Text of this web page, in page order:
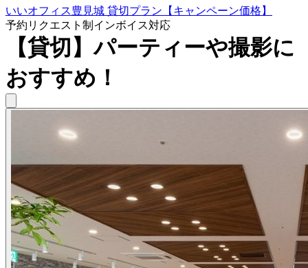
いいオフィス豊見城 貸切プラン【キャンペーン価格】
予約リクエスト制インボイス対応
【貸切】パーティーや撮影に
おすすめ！